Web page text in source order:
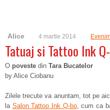
Alice 4 martie 2014
Tatuaj si Tattoo Ink
O poveste din Tara Bucatelor
by Alice Ciobanu
Zilele trecute va anuntam, tot pe
la Salon Tattoo Ink Q-bo, cum ca